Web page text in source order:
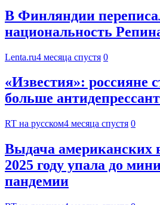
В Финляндии
национальность
Lenta.ru4 месяца спустя 0
«Известия»: россияне
больше
RT на русском4 месяца спустя 0
Выдача американских
2025 году упала до
пандемии